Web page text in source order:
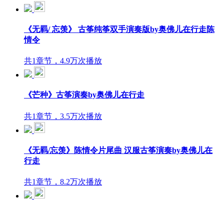
《无羁/ 忘羡》 古筝纯筝双手演奏版by奥佛儿在行走陈
情令
共1章节，4.9万次播放
《芒种》古筝演奏by奥佛儿在行走
共1章节，3.5万次播放
《无羁/忘羡》陈情令片尾曲 汉服古筝演奏by奥佛儿在
行走
共1章节，8.2万次播放